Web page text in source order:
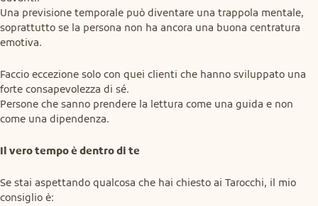
Una previsione temporale può diventare una trappola mentale,
soprattutto se la persona non ha ancora una buona centratura
emotiva.
Faccio eccezione solo con quei clienti che hanno sviluppato una
forte consapevolezza di sé.
Persone che sanno prendere la lettura come una guida e non
come una dipendenza.
Il vero tempo è dentro di te
Se stai aspettando qualcosa che hai chiesto ai Tarocchi, il mio
consiglio è: